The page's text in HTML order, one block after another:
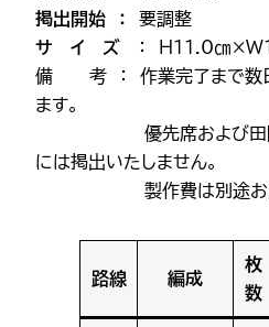
掲出開始 ： 要調整
サ イ ズ
： H11.0㎝
備 考 ： 作業完了まで数日
ます。
優先席および田園都
には掲出いたしません。
製作費は別途お見積
路線 編成
枚
数